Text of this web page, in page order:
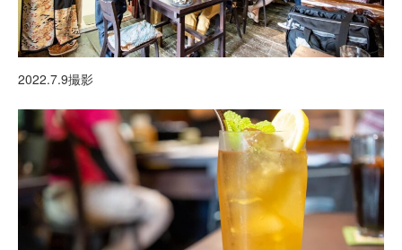
2022.7.9撮影